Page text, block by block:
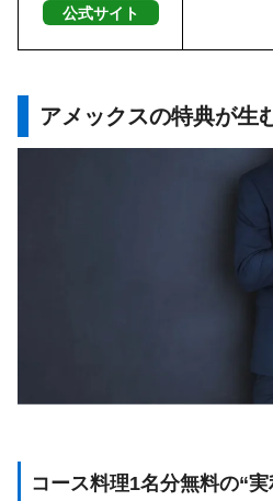
公式サイト
アメックスの特典が生
コース料理1名分無料の“